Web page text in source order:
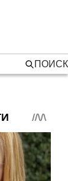
ПОИСК